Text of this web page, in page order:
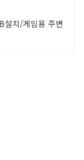
설치/게임용 주변